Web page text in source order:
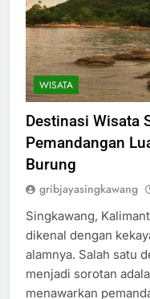
WISATA
Destinasi Wisata
Pemandangan
Burung
gribjayasingkawang
Singkawang,
dikenal dengan
alamnya. Salah satu
menjadi sorotan
menawarkan